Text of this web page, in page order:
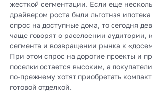
жесткой сегментации. Если еще
драйвером роста были льготная
спрос на доступные дома, то сегодня
чаще говорят о расслоении аудитории,
сегмента и возвращении рынка к
При этом спрос на дорогие проекты и
поселки остается высоким, а
по-прежнему хотят приобретать
готовой отделкой.